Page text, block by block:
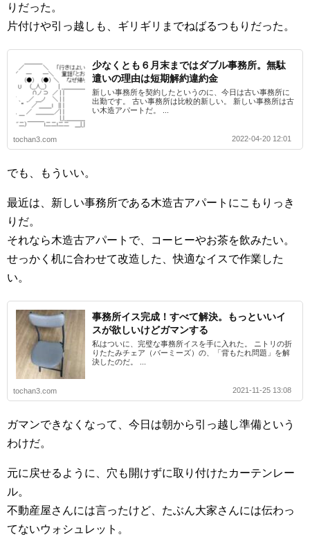
りだった。
片付けや引っ越しも、ギリギリまでねばるつもりだった。
少なくとも６月末まではダブル事務所。無駄
遣いの理由は短期解約違約金
新しい事務所を契約したというのに、今日は古い事務所に
出勤です。 古い事務所は比較的新しい。 新しい事務所は古
い木造アパートだ。 ...
tochan3.com 2022-04-20 12:01
でも、もういい。
最近は、新しい事務所である木造古アパートにこもりっき
りだ。
それなら木造古アパートで、コーヒーやお茶を飲みたい。
せっかく机に合わせて改造した、快適なイスで作業した
い。
事務所イス完成！すべて解決。もっといいイ
スが欲しいけどガマンする
私はついに、完璧な事務所イスを手に入れた。 ニトリの折
りたたみチェア（バーミーズ）の、「背もたれ問題」を解
決したのだ。 ...
tochan3.com 2021-11-25 13:08
ガマンできなくなって、今日は朝から引っ越し準備という
わけだ。
元に戻せるように、穴も開けずに取り付けたカーテンレー
ル。
不動産屋さんには言ったけど、たぶん大家さんには伝わっ
てないウォシュレット。